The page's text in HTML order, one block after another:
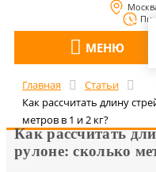
Пн-
МЕНЮ
Главная
Статьи
Как рассчитать длину
метров в 1 и 2 кг?
Как рассчитать
рулоне: сколько